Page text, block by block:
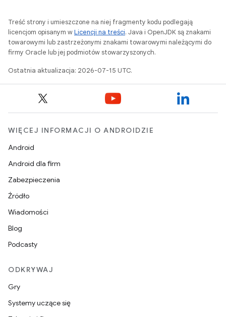
Treść strony i umieszczone na niej fragmenty kodu podlegają
licencjom opisanym wLicencji na treści. Java i OpenJDK są znakami
towarowymi lub zastrzeżonymi znakami towarowymi należącymi do
firmy Oracle lub jej podmiotów stowarzyszonych.
Ostatnia aktualizacja: 2026-07-15 UTC.
WIĘCEJ INFORMACJI O ANDROIDZIE
Android
Android dla firm
Zabezpieczenia
Źródło
Wiadomości
Blog
Podcasty
ODKRYWAJ
Gry
Systemy uczące się